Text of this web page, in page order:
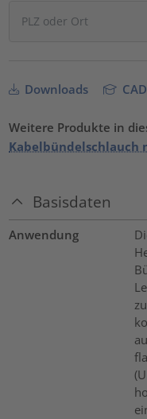
Downloads
Weitere Produkte in
Kabelbündelschlauch
Basisdaten
Anwendung